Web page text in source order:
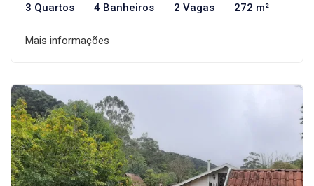
3 Quartos 4 Banheiros 2 Vagas 272 m²
Mais informações